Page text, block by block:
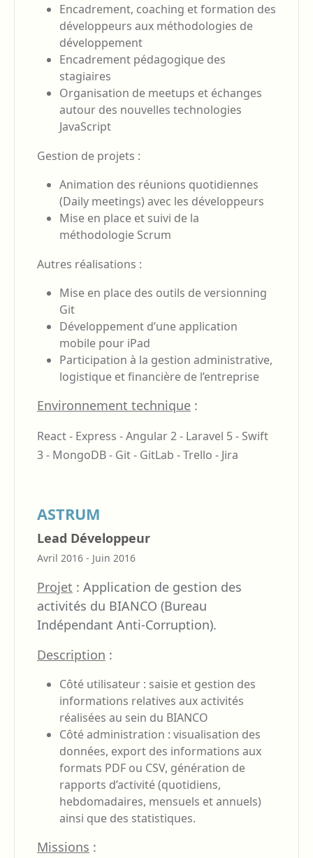
Encadrement, coaching et formation des
développeurs aux méthodologies de
développement
Encadrement pédagogique des
stagiaires
Organisation de meetups et échanges
autour des nouvelles technologies
JavaScript
Gestion de projets :
Animation des réunions quotidiennes
(Daily meetings) avec les développeurs
Mise en place et suivi de la
méthodologie Scrum
Autres réalisations :
Mise en place des outils de versionning
Git
Développement d’une application
mobile pour iPad
Participation à la gestion administrative,
logistique et financière de l’entreprise
Environnement technique :
React - Express - Angular 2 - Laravel 5 - Swift
3 - MongoDB - Git - GitLab - Trello - Jira
ASTRUM
Lead Développeur
Avril 2016 - Juin 2016
Projet : Application de gestion des
activités du BIANCO (Bureau
Indépendant Anti-Corruption).
Description :
Côté utilisateur : saisie et gestion des
informations relatives aux activités
réalisées au sein du BIANCO
Côté administration : visualisation des
données, export des informations aux
formats PDF ou CSV, génération de
rapports d’activité (quotidiens,
hebdomadaires, mensuels et annuels)
ainsi que des statistiques.
Missions :